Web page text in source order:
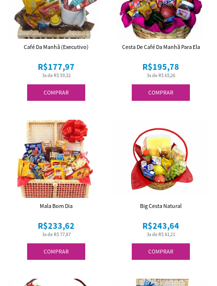
COMPRAR
3x de R$ 59,32
R$177,97
Café Da Manhã (Executivo)
COMPRAR
3x de R$ 65,26
R$195,78
Cesta De Café Da Manhã Para Ela
COMPRAR
3x de R$ 77,87
R$233,62
Mala Bom Dia
COMPRAR
3x de R$ 81,21
R$243,64
Big Cesta Natural